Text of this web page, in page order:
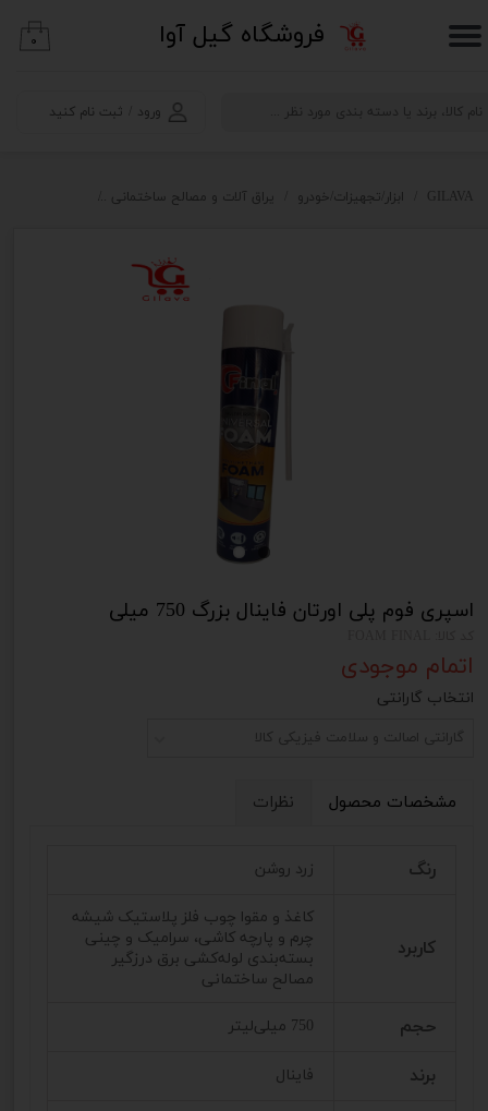
​فروشگاه گیل آوا
ورود ثبت نام کنید
حساب کاربری من
خروج از حساب کاربری
۰
GILAVA ابزار/تجهیزات/خودرو یراق آلات و مصالح ساختمانی
اسپری فوم پلی اورتان فاینال بزرگ 750 میلی
اتمام موجودی
انتخاب گارانتی
گارانتی اصالت و سلامت فیزیکی کالا
مشخصات محصول نظرات
رنگ زرد روشن
کاربرد
کاغذ و مقوا چوب فلز پلاستیک شیشه
چرم و پارچه کاشی، سرامیک و چینی
بسته‌بندی لوله‌کشی برق درزگیر
مصالح ساختمانی
حجم 750 میلی‌لیتر
برند فاینال